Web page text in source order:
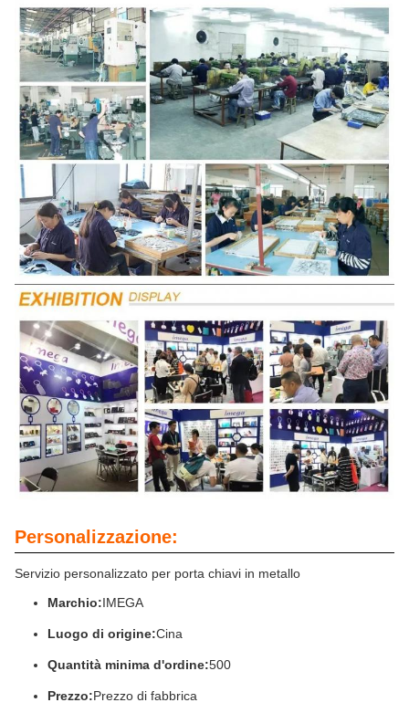
Personalizzazione:
Servizio personalizzato per porta chiavi in metallo
Marchio:IMEGA
Luogo di origine:Cina
Quantità minima d'ordine:500
Prezzo:Prezzo di fabbrica